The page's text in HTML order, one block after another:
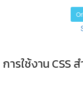
การใช้งาน CSS